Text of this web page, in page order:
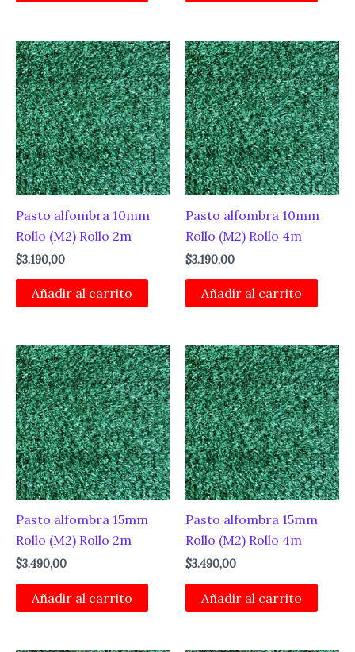
Pasto alfombra 10mm
Rollo (M2) Rollo 2m
$3.190,00
Añadir al carrito
Pasto alfombra 10mm
Rollo (M2) Rollo 4m
$3.190,00
Añadir al carrito
Pasto alfombra 15mm
Rollo (M2) Rollo 2m
$3.490,00
Añadir al carrito
Pasto alfombra 15mm
Rollo (M2) Rollo 4m
$3.490,00
Añadir al carrito